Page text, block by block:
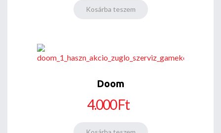
Doom
4.000 Ft